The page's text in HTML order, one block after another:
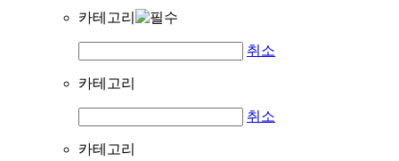
카테고리
취소
카테고리
취소
카테고리